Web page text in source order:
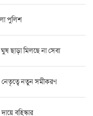
পুলিশ
ছাড়া মিলছে না সেবা
নেতৃত্বে নতুন সমীকরণ
বহিস্কার